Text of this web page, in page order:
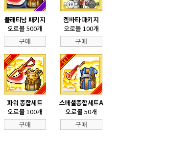
플래티넘 패키지
오로볼 500개
구매
겜바타 패키지
오로볼 100개
구매
파워 종합세트
오로볼 100개
구매
스페셜종합세트A
오로볼 50개
구매